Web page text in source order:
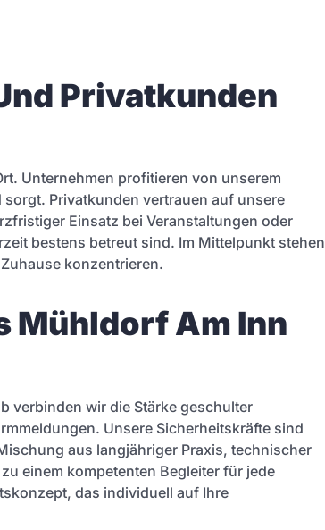
Privatkunden
Unternehmen profitieren von unserem
Privatkunden vertrauen auf unsere
Einsatz bei Veranstaltungen oder
bestens betreut sind. Im Mittelpunkt stehen
konzentrieren.
Mühldorf Am Inn
verbinden wir die Stärke geschulter
Unsere Sicherheitskräfte sind
aus langjähriger Praxis, technischer
einem kompetenten Begleiter für jede
das individuell auf Ihre